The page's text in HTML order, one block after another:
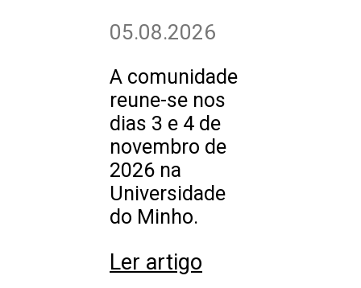
05.08.2026
A comunidade
reune-se nos
dias 3 e 4 de
novembro de
2026 na
Universidade
do Minho.
Ler artigo